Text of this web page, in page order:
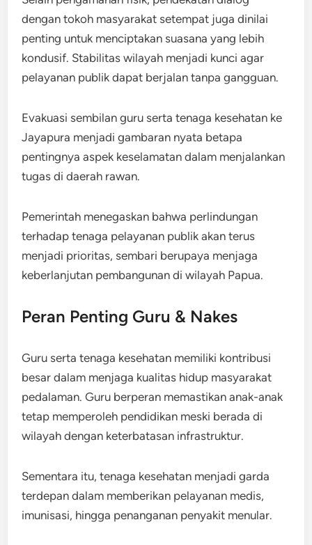
dengan tokoh masyarakat setempat juga dinilai
penting untuk menciptakan suasana yang lebih
kondusif. Stabilitas wilayah menjadi kunci agar
pelayanan publik dapat berjalan tanpa gangguan.
Evakuasi sembilan guru serta tenaga kesehatan ke
Jayapura menjadi gambaran nyata betapa
pentingnya aspek keselamatan dalam menjalankan
tugas di daerah rawan.
Pemerintah menegaskan bahwa perlindungan
terhadap tenaga pelayanan publik akan terus
menjadi prioritas, sembari berupaya menjaga
keberlanjutan pembangunan di wilayah Papua.
Peran Penting Guru & Nakes
Guru serta tenaga kesehatan memiliki kontribusi
besar dalam menjaga kualitas hidup masyarakat
pedalaman. Guru berperan memastikan anak-anak
tetap memperoleh pendidikan meski berada di
wilayah dengan keterbatasan infrastruktur.
Sementara itu, tenaga kesehatan menjadi garda
terdepan dalam memberikan pelayanan medis,
imunisasi, hingga penanganan penyakit menular.